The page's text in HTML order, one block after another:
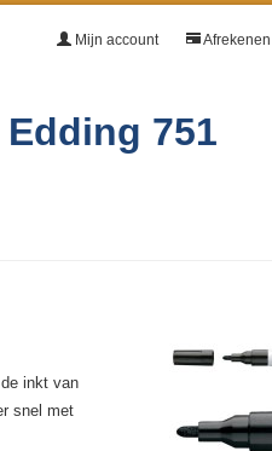
Afrekenen
Mijn account
751
inkt van
snel met